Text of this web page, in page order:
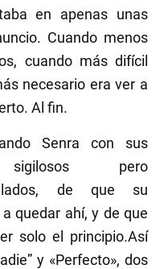
en apenas unas
Cuando menos
cuando más difícil
necesario era ver a
Al fin.
Senra con sus
sigilosos pero
de que su
quedar ahí, y de que
solo el principio.Así
y «Perfecto», dos